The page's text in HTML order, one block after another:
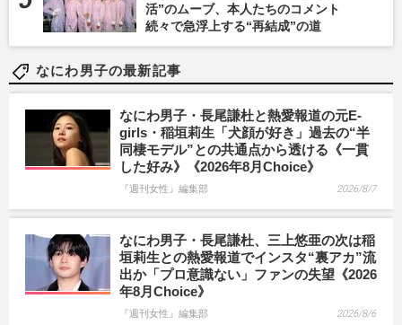
活”のムーブ、本人たちのコメント
続々で急浮上する“再結成”の道
なにわ男子の最新記事
なにわ男子・長尾謙杜と熱愛報道の元E-
girls・稲垣莉生「犬顔が好き」過去の“半
同棲モデル”との共通点から透ける《一貫
した好み》《2026年8月Choice》
『週刊女性』編集部 2026/8/7
なにわ男子・長尾謙杜、三上悠亜の次は稲
垣莉生との熱愛報道でインスタ“裏アカ”流
出か「プロ意識ない」ファンの失望《2026
年8月Choice》
『週刊女性』編集部 2026/8/6